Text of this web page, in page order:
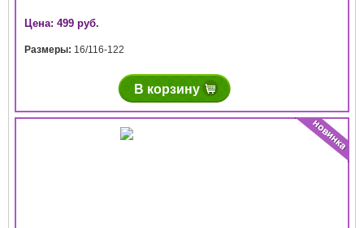
Цена: 499 руб.
Размеры: 16/116-122
В корзину